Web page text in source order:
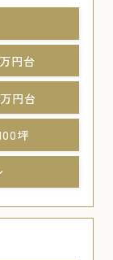
円台
円台
坪